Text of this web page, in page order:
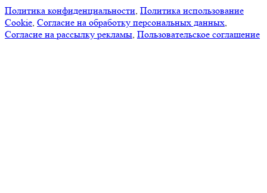
Политика конфиденциальности Политика использование
Cookie Согласие на обработку персональных данных
Согласие на рассылку рекламы Пользовательское соглашение